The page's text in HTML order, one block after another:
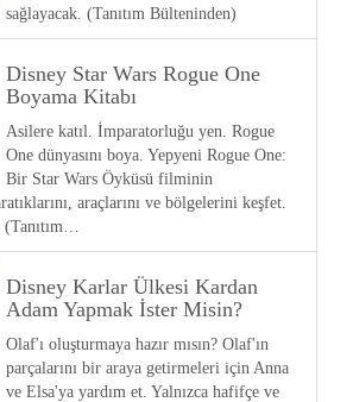
sağlayacak. (Tanıtım Bülteninden)
Disney Star Wars Rogue One
Boyama Kitabı
Asilere katıl. İmparatorluğu yen. Rogue
One dünyasını boya. Yepyeni Rogue One:
Bir Star Wars Öyküsü filminin
araçlarını ve bölgelerini keşfet.
Disney Karlar Ülkesi Kardan
Adam Yapmak İster Misin?
Olaf'ı oluşturmaya hazır mısın? Olaf'ın
parçalarını bir araya getirmeleri için Anna
ve Elsa'ya yardım et. Yalnızca hafifçe ve